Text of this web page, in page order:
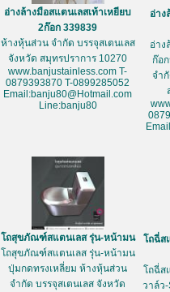
อ่างล้างมือสแตนเลสเท้าเหยียบ
2ก๊อก 339839
ห้างหุ้นส่วน จำกัด บรรจุสเตนเลส
จังหวัด สมุทรปราการ 10270
www.banjustainless.com T-
0879393870 T-0899285052
Email:banju80@Hotmail.com
Line:banju80
อ่าง
อ่าง
ก๊อ
จำ
โถสุขภัณฑ์สแตนเลส รุ่น-หน้ามน
โถสุขภัณฑ์สแตนเลส รุ่น-หน้ามน
ปุ่มกดทรงเหลี่ยม ห้างหุ้นส่วน
จำกัด บรรจุสเตนเลส จังหวัด
โถฉี่ส
โถฉี่ส
วาล์ว